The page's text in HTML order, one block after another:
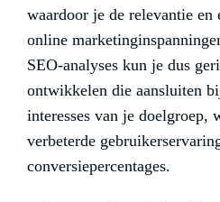
waardoor je de relevantie
online
SEO-analyses kun je dus
ontwikkelen die aansluiten
interesses van je doelgroep,
verbeterde
conversiepercentages.